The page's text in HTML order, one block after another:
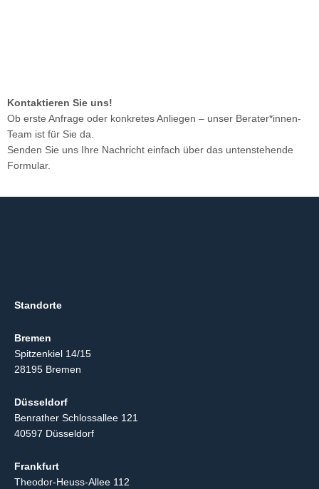
Kontaktieren Sie uns!
Ob erste Anfrage oder konkretes Anliegen – unser Berater*innen-
Team ist für Sie da.
Senden Sie uns Ihre Nachricht einfach über das untenstehende
Formular.
Standorte
Bremen
Spitzenkiel 14/15
28195 Bremen
Düsseldorf
Benrather Schlossallee 121
40597 Düsseldorf
Frankfurt
Theodor-Heuss-Allee 112